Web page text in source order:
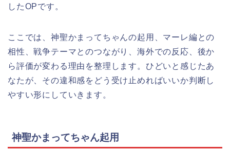
したOPです。
ここでは、神聖かまってちゃんの起用、マーレ編との
相性、戦争テーマとのつながり、海外での反応、後か
ら評価が変わる理由を整理します。ひどいと感じたあ
なたが、その違和感をどう受け止めればいいか判断し
やすい形にしていきます。
神聖かまってちゃん起用